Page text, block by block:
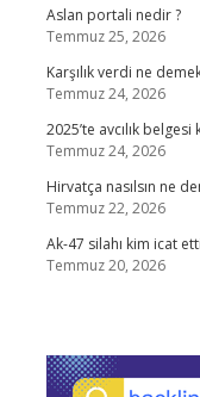
Aslan portali nedir ?
Temmuz 25, 2026
Karşılık verdi ne
Temmuz 24, 2026
2025’te avcılık
Temmuz 24, 2026
Hirvatça nasılsın ne
Temmuz 22, 2026
Ak-47 silahı kim icat
Temmuz 20, 2026